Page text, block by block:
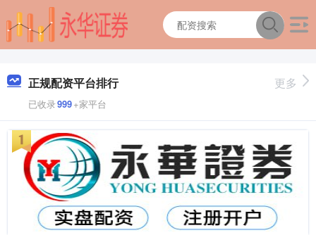
正规配资平台排行
已收录999+家平台
更多